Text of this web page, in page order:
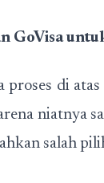
GoVisa
proses di
niatnya
salah